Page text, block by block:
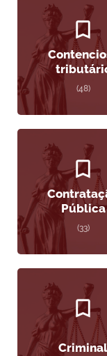
(48)
Pública
(33)
Criminal